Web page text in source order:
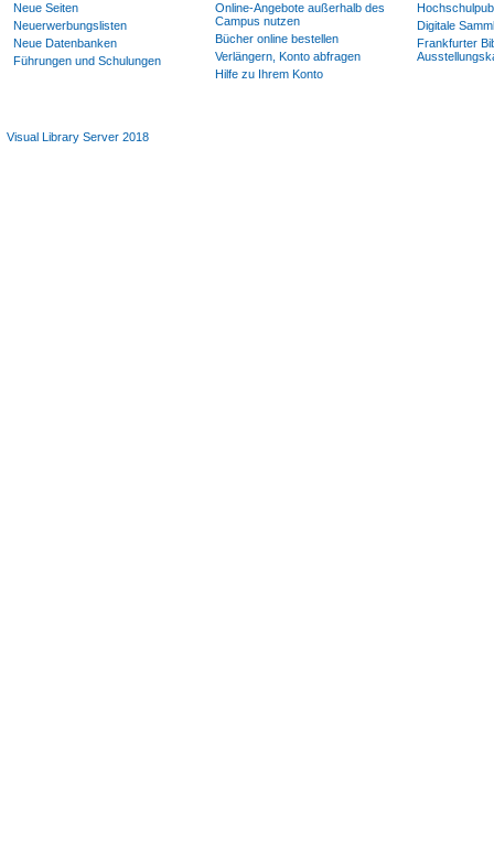
Neue Seiten
Neuerwerbungslisten
Neue Datenbanken
Führungen und Schulungen
Online-Angebote außerhalb des
Campus nutzen
Bücher online bestellen
Verlängern, Konto abfragen
Hilfe zu Ihrem Konto
Digitale
Frankfurter
Visual Library Server 2018